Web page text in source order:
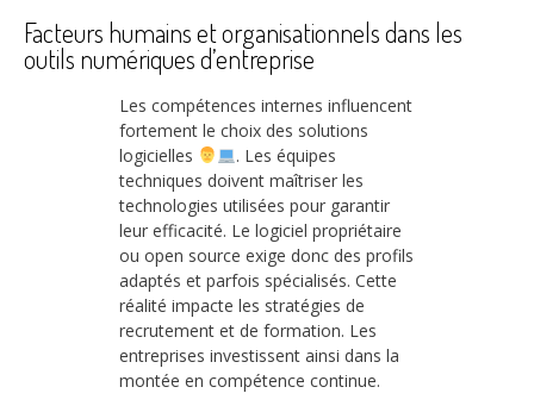
Facteurs humains et organisationnels dans les
outils numériques d’entreprise
Les compétences internes influencent
fortement le choix des solutions
logicielles
. Les équipes
techniques doivent maîtriser les
technologies utilisées pour garantir
leur efficacité. Le logiciel propriétaire
ou open source exige donc des profils
adaptés et parfois spécialisés. Cette
réalité impacte les stratégies de
recrutement et de formation. Les
entreprises investissent ainsi dans la
montée en compétence continue.